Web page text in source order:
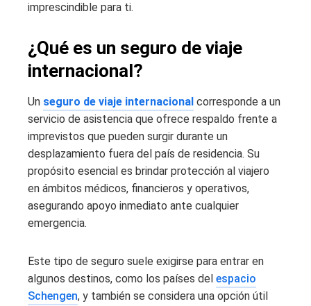
imprescindible para ti.
¿Qué es un seguro de viaje
internacional?
Un seguro de viaje internacional corresponde a un
servicio de asistencia que ofrece respaldo frente a
imprevistos que pueden surgir durante un
desplazamiento fuera del país de residencia. Su
propósito esencial es brindar protección al viajero
en ámbitos médicos, financieros y operativos,
asegurando apoyo inmediato ante cualquier
emergencia.
Este tipo de seguro suele exigirse para entrar en
algunos destinos, como los países del espacio
Schengen, y también se considera una opción útil